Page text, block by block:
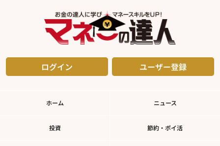
ログイン ユーザー登録
ホーム ニュース
投資 節約・ポイ活